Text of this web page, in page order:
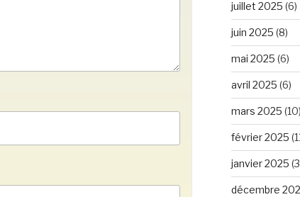
juillet 2025 (6)
juin 2025 (8)
mai 2025 (6)
avril 2025 (6)
mars 2025 (10)
février 2025
janvier 2025
décembre